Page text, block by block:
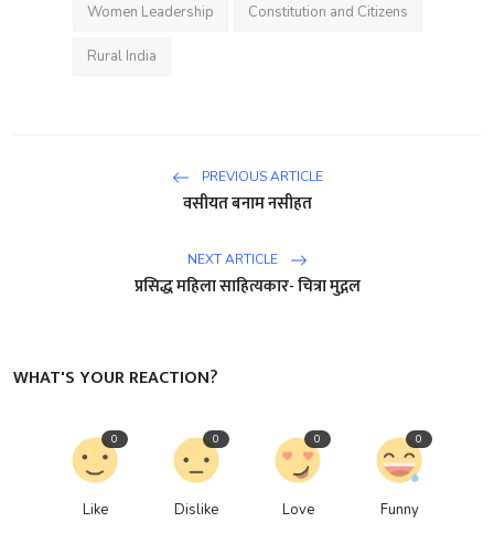
Women Leadership Constitution and Citizens
Rural India
PREVIOUS ARTICLE
वसीयत बनाम नसीहत
NEXT ARTICLE
प्रसिद्ध महिला साहित्यकार- चित्रा मुद्गल
WHAT'S YOUR REACTION?
Like
0
Dislike
0
Love
0
Funny
0